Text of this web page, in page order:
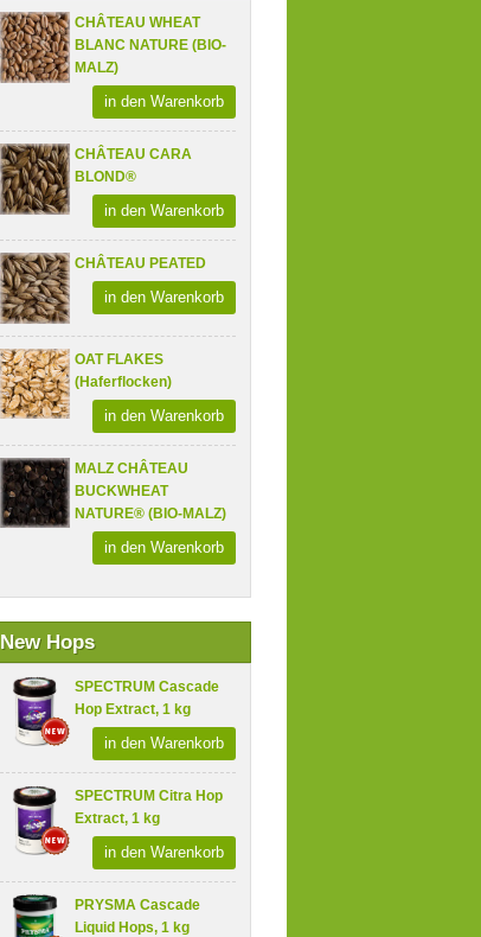
CHÂTEAU WHEAT
BLANC NATURE (BIO-
MALZ)
in den Warenkorb
CHÂTEAU CARA
BLOND®
in den Warenkorb
CHÂTEAU PEATED
in den Warenkorb
OAT FLAKES
(Haferflocken)
in den Warenkorb
MALZ CHÂTEAU
BUCKWHEAT
NATURE® (BIO-MALZ)
in den Warenkorb
New Hops
SPECTRUM Cascade
Hop Extract, 1 kg
in den Warenkorb
SPECTRUM Citra Hop
Extract, 1 kg
in den Warenkorb
PRYSMA Cascade
Liquid Hops, 1 kg